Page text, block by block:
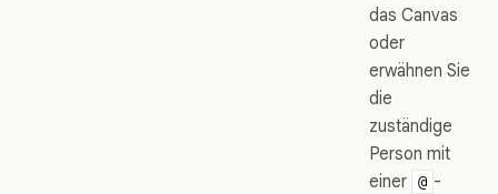
das Canvas
oder
erwähnen Sie
die
zuständige
Person mit
einer
@ -